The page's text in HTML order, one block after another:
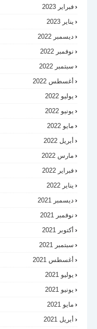
فبراير 2023
يناير 2023
ديسمبر 2022
نوفمبر 2022
سبتمبر 2022
أغسطس 2022
يوليو 2022
يونيو 2022
مايو 2022
أبريل 2022
مارس 2022
فبراير 2022
يناير 2022
ديسمبر 2021
نوفمبر 2021
أكتوبر 2021
سبتمبر 2021
أغسطس 2021
يوليو 2021
يونيو 2021
مايو 2021
أبريل 2021